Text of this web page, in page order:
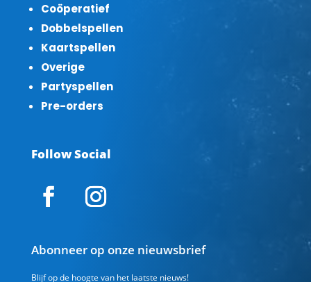
Coöperatief
Dobbelspellen
Kaartspellen
Overige
Partyspellen
Pre-orders
Follow Social
Abonneer op onze nieuwsbrief
Blijf op de hoogte van het laatste nieuws!